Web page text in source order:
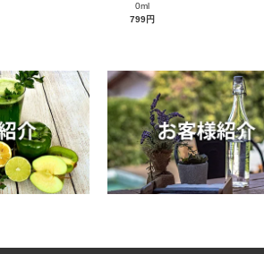
0ml
799円